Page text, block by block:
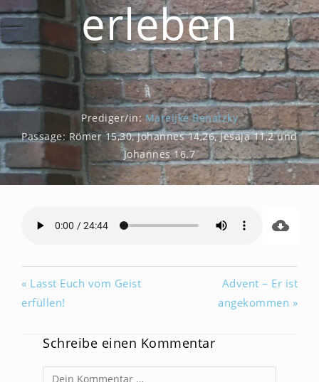
erleben
Prediger/in: Mareijke Benatzky
Passage: Römer 15,30, Johannes 14,26, Jesaja 11,2 und
Johannes 16.7
« Lasst Euch vom Geist
erfüllen!
Advent – Er ist
angekommen »
Schreibe einen Kommentar
Kommentar